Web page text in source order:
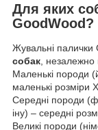
Для яких
GoodWood?
Жувальні палички
собак , незалежно
Маленькі породи
маленькі розміри
Середні породи
іну) – середні
Великі породи